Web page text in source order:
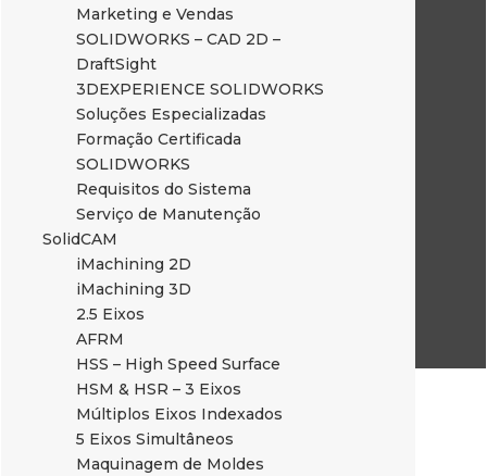
Qual o objetivo deste
Marketing e Vendas
SOLIDWORKS – CAD 2D –
DraftSight
3DEXPERIENCE SOLIDWORKS
Soluções Especializadas
Formação Certificada
SOLIDWORKS
Requisitos do Sistema
Serviço de Manutenção
SolidCAM
iMachining 2D
iMachining 3D
2.5 Eixos
AFRM
HSS – High Speed Surface
HSM & HSR – 3 Eixos
Múltiplos Eixos Indexados
5 Eixos Simultâneos
Maquinagem de Moldes